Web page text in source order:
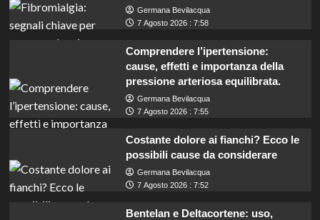
Germana Bevilacqua
7 Agosto 2026 : 7:58
Comprendere l’ipertensione:
cause, effetti e importanza della
pressione arteriosa equilibrata.
Germana Bevilacqua
7 Agosto 2026 : 7:55
Costante dolore ai fianchi? Ecco le
possibili cause da considerare
Germana Bevilacqua
7 Agosto 2026 : 7:52
Bentelan e Deltacortene: uso,